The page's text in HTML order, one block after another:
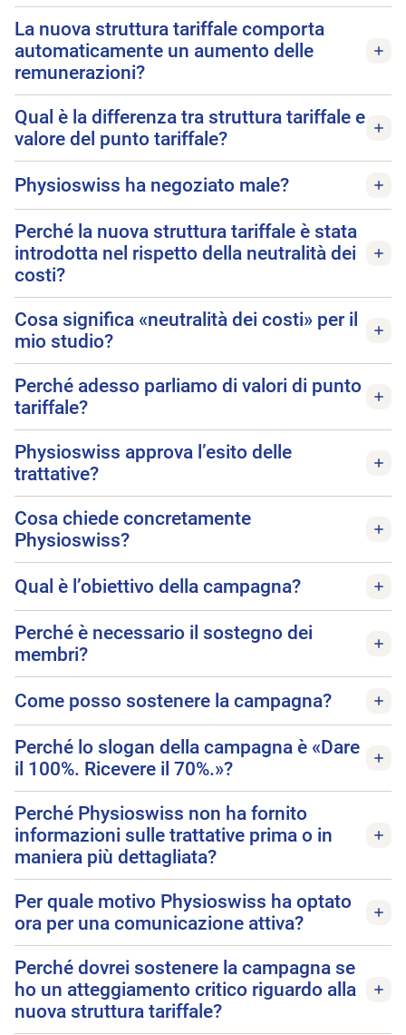
La nuova struttura tariffale comporta
automaticamente un aumento delle
remunerazioni?
Qual è la differenza tra struttura tariffale e
valore del punto tariffale?
Physioswiss ha negoziato male?
Perché la nuova struttura tariffale è stata
introdotta nel rispetto della neutralità dei
costi?
Cosa significa «neutralità dei costi» per il
mio studio?
Perché adesso parliamo di valori di punto
tariffale?
Physioswiss approva l’esito delle
trattative?
Cosa chiede concretamente
Physioswiss?
Qual è l’obiettivo della campagna?
Perché è necessario il sostegno dei
membri?
Come posso sostenere la campagna?
Perché lo slogan della campagna è «Dare
il 100%. Ricevere il 70%.»?
Perché Physioswiss non ha fornito
informazioni sulle trattative prima o in
maniera più dettagliata?
Per quale motivo Physioswiss ha optato
ora per una comunicazione attiva?
Perché dovrei sostenere la campagna se
ho un atteggiamento critico riguardo alla
nuova struttura tariffale?